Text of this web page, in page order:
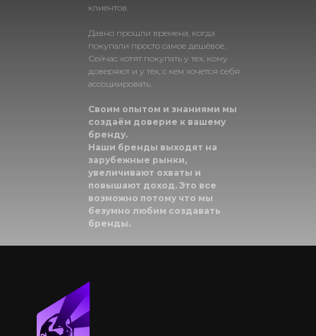
клиентов.
Давно прошли времена, когда
покупали просто самое дешёвое.
Сейчас хотят покупать у тех, кому
доверяют и у тех, с кем хочется себя
ассоциировать.
Своим опытом и знаниями мы
создаём доверие к вашему
бренду.
Наши бренды выходят на
зарубежные рынки,
увеличивают охваты и
повышают доход. Это все
возможно потому что мы
безумно любим создавать
бренды.